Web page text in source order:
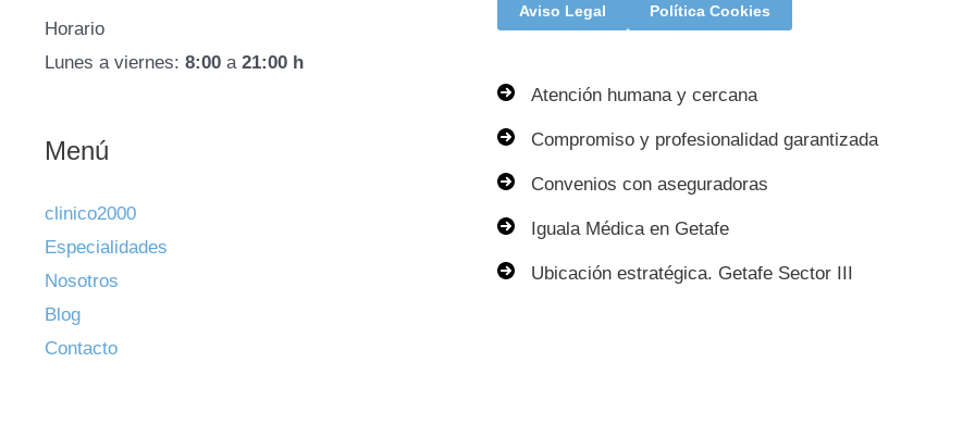
Horario
Lunes a viernes: 8:00a 21:00 h
Menú
clinico2000
Especialidades
Nosotros
Blog
Contacto
Aviso Legal Política Cookies
Atención humana y cercana
Compromiso y profesionalidad garantizada
Convenios con aseguradoras
Iguala Médica en Getafe
Ubicación estratégica. Getafe Sector III